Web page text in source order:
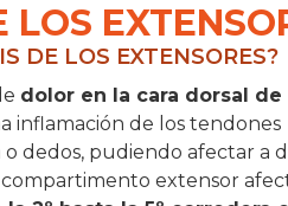
LOS
DE LOS EXTENSORES?
dolor en la cara dorsal de
inflamación de los tendones
dedos, pudiendo afectar a
extensor